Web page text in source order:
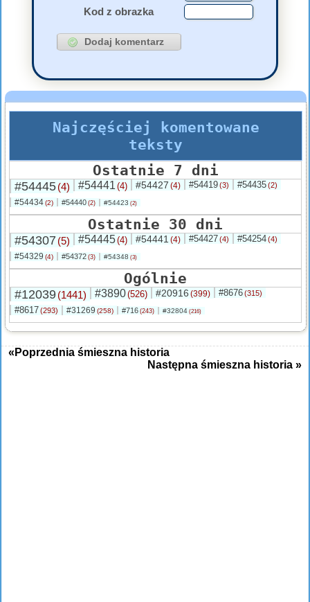
Kod z obrazka
Najczęściej komentowane
teksty
Ostatnie 7 dni
#54445(4) #54441 (4) #54427 (4) #54419(3) #54435(2)
#54434(2) #54440 (2) #54423 (2)
Ostatnie 30 dni
#54307 (5) #54445(4) #54441 (4) #54427(4) #54254(4)
#54329 (4) #54372 (3) #54348 (3)
Ogólnie
#12039(1441) #3890(526) #20916 (399) #8676(315)
#8617(293) #31269 (258) #716 (243) #32804 (216)
«Poprzednia śmieszna historia
Następna śmieszna historia »